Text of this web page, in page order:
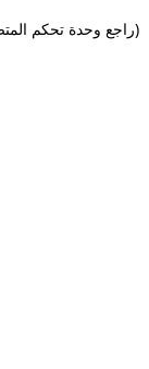
(راجع وحدة تحكم